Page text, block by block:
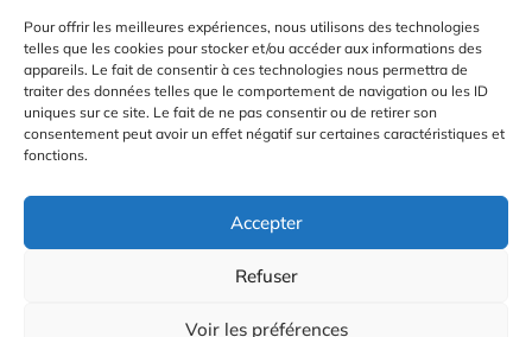
Pour offrir les meilleures expériences, nous utilisons des technologies
telles que les cookies pour stocker et/ou accéder aux informations des
appareils. Le fait de consentir à ces technologies nous permettra de
traiter des données telles que le comportement de navigation ou les ID
uniques sur ce site. Le fait de ne pas consentir ou de retirer son
consentement peut avoir un effet négatif sur certaines caractéristiques et
fonctions.
Accepter
Refuser
Voir les préférences
Mentions Légales
Plan du site
Gestion des Cookies
© 2026 Radio Calade